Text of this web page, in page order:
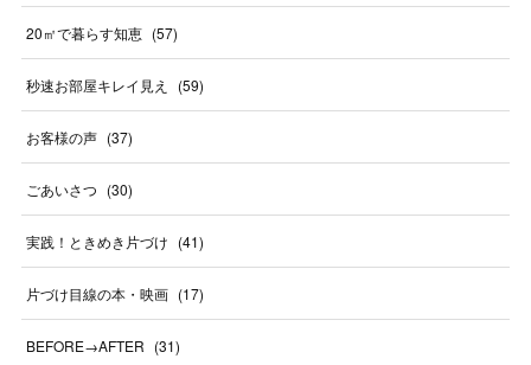
20㎡で暮らす知恵 (57)
秒速お部屋キレイ見え (59)
お客様の声 (37)
ごあいさつ (30)
実践！ときめき片づけ (41)
片づけ目線の本・映画 (17)
BEFORE→AFTER (31)